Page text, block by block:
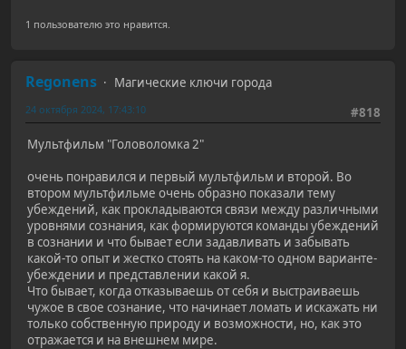
1 пользователю это нравится.
Regonens
Магические ключи города
#818
24 октября 2024, 17:43:10
Мультфильм "Головоломка 2"
очень понравился и первый мультфильм и второй. Во
втором мультфильме очень образно показали тему
убеждений, как прокладываются связи между различными
уровнями сознания, как формируются команды убеждений
в сознании и что бывает если задавливать и забывать
какой-то опыт и жестко стоять на каком-то одном варианте-
убеждении и представлении какой я.
Что бывает, когда отказываешь от себя и выстраиваешь
чужое в свое сознание, что начинает ломать и искажать ни
только собственную природу и возможности, но, как это
отражается и на внешнем мире.